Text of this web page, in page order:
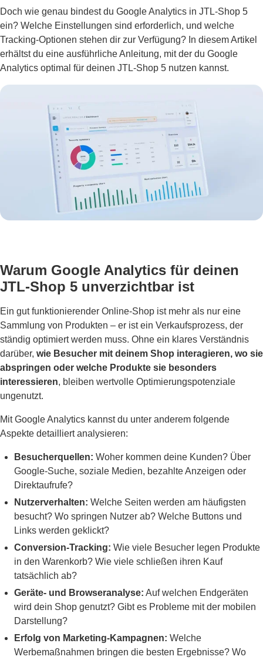
Doch wie genau bindest du Google Analytics in JTL-Shop 5
ein? Welche Einstellungen sind erforderlich, und welche
Tracking-Optionen stehen dir zur Verfügung? In diesem Artikel
erhältst du eine ausführliche Anleitung, mit der du Google
Analytics optimal für deinen JTL-Shop 5 nutzen kannst.
Warum Google Analytics für deinen
JTL-Shop 5 unverzichtbar ist
Ein gut funktionierender Online-Shop ist mehr als nur eine
Sammlung von Produkten – er ist ein Verkaufsprozess, der
ständig optimiert werden muss. Ohne ein klares Verständnis
darüber, wie Besucher mit deinem Shop interagieren, wo sie
abspringen oder welche Produkte sie besonders
interessieren, bleiben wertvolle Optimierungspotenziale
ungenutzt.
Mit Google Analytics kannst du unter anderem folgende
Aspekte detailliert analysieren:
Besucherquellen: Woher kommen deine Kunden? Über
Google-Suche, soziale Medien, bezahlte Anzeigen oder
Direktaufrufe?
Nutzerverhalten: Welche Seiten werden am häufigsten
besucht? Wo springen Nutzer ab? Welche Buttons und
Links werden geklickt?
Conversion-Tracking: Wie viele Besucher legen Produkte
in den Warenkorb? Wie viele schließen ihren Kauf
tatsächlich ab?
Geräte- und Browseranalyse: Auf welchen Endgeräten
wird dein Shop genutzt? Gibt es Probleme mit der mobilen
Darstellung?
Erfolg von Marketing-Kampagnen: Welche
Werbemaßnahmen bringen die besten Ergebnisse? Wo